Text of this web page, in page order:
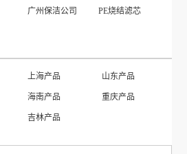
广州保洁公司 PE烧结滤芯
上海产品 山东产品
海南产品 重庆产品
吉林产品